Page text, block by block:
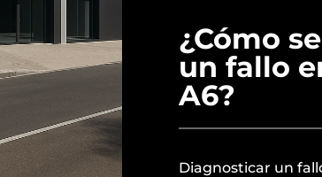
¿Cómo
un fallo
A6?
Diagnosticar un